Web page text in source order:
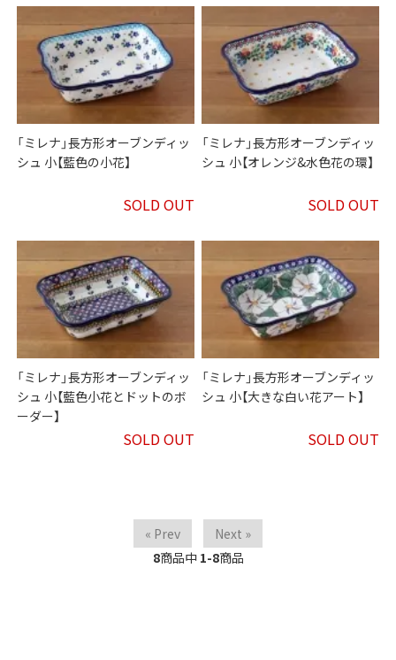
「ミレナ」長方形オーブンディッ
シュ 小【藍色の小花】
SOLD OUT
「ミレナ」長方形オーブンディッ
シュ 小【オレンジ&水色花の環】
SOLD OUT
「ミレナ」長方形オーブンディッ
シュ 小【藍色小花とドットのボ
ーダー】
SOLD OUT
「ミレナ」長方形オーブンディッ
シュ 小【大きな白い花アート】
SOLD OUT
« Prev
Next »
8商品中 1-8商品